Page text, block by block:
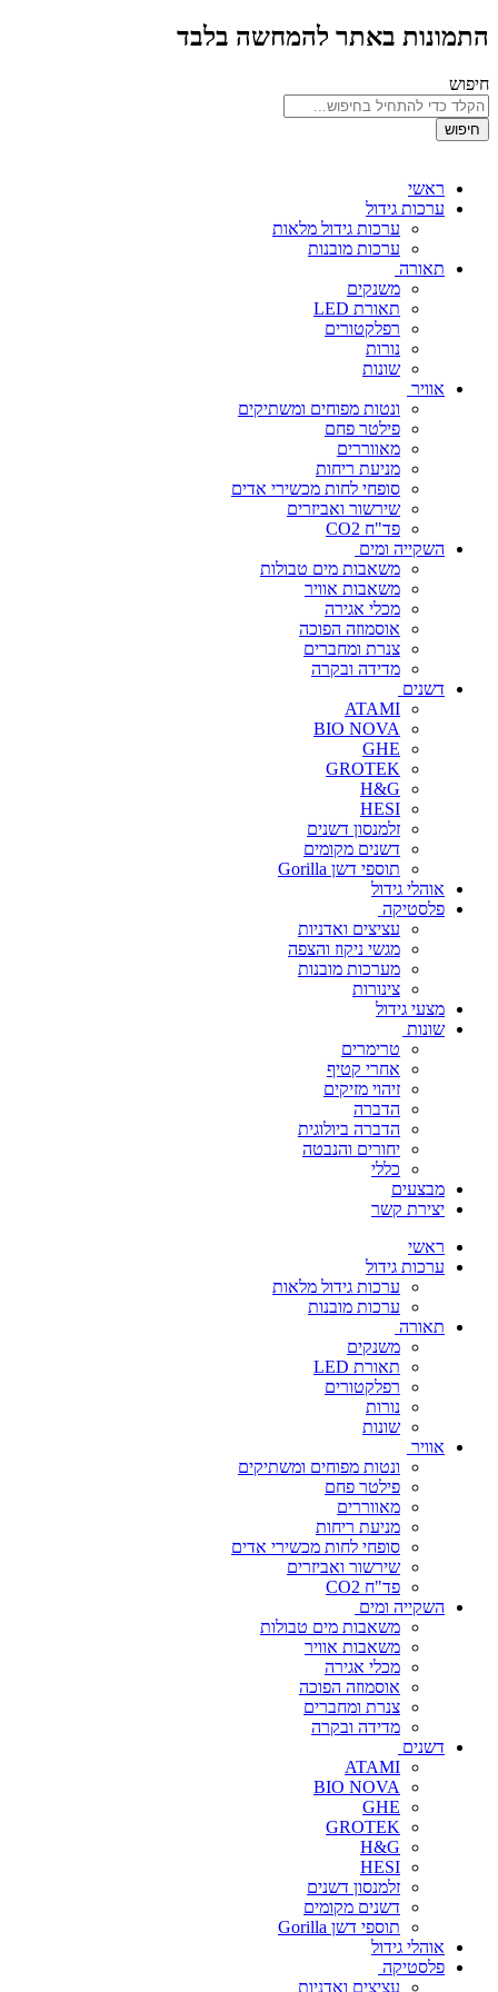
התמונות באתר להמחשה בלבד
חיפוש
חיפוש
ראשי
ערכות גידול
ערכות גידול מלאות
ערכות מובנות
תאורה
משנקים
תאורת LED
רפלקטורים
נורות
שונות
אוויר
ונטות מפוחים ומשתיקים
פילטר פחם
מאווררים
מניעת ריחות
סופחי לחות מכשירי אדים
שירשור ואביזרים
פד"ח CO2
השקייה ומים
משאבות מים טבולות
משאבות אוויר
מכלי אגירה
אוסמוזה הפוכה
צנרת ומחברים
מדידה ובקרה
דשנים
ATAMI
BIO NOVA
GHE
GROTEK
H&G
HESI
זלמנסון דשנים
דשנים מקומים
תוספי דשן Gorilla
אוהלי גידול
פלסטיקה
עציצים ואדניות
מגשי ניקוז והצפה
מערכות מובנות
צינורות
מצעי גידול
שונות
טרימרים
אחרי קטיף
זיהוי מזיקים
הדברה
הדברה ביולוגית
יחורים והנבטה
כללי
מבצעים
יצירת קשר
ראשי
ערכות גידול
ערכות גידול מלאות
ערכות מובנות
תאורה
משנקים
תאורת LED
רפלקטורים
נורות
שונות
אוויר
ונטות מפוחים ומשתיקים
פילטר פחם
מאווררים
מניעת ריחות
סופחי לחות מכשירי אדים
שירשור ואביזרים
פד"ח CO2
השקייה ומים
משאבות מים טבולות
משאבות אוויר
מכלי אגירה
אוסמוזה הפוכה
צנרת ומחברים
מדידה ובקרה
דשנים
ATAMI
BIO NOVA
GHE
GROTEK
H&G
HESI
זלמנסון דשנים
דשנים מקומים
תוספי דשן Gorilla
אוהלי גידול
פלסטיקה
עציצים ואדניות